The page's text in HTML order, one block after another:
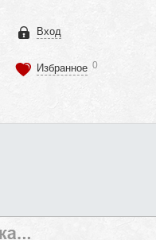
Вход
Избранное 0